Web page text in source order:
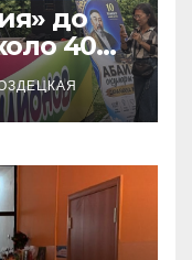
до
40
на